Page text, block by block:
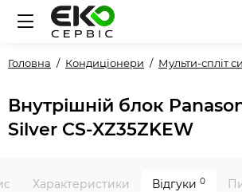
Головна Кондиціонери Мульти-спліт
Внутрішній блок
Silver CS-XZ35ZKEW
Характеристики Відгуки 0